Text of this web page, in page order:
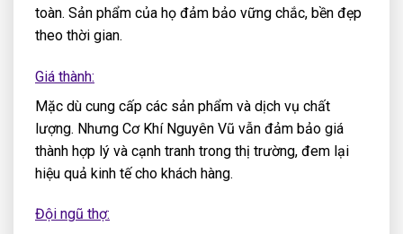
toàn. Sản phẩm của họ đảm bảo vững chắc, bền đẹp
theo thời gian.
Giá thành:
Mặc dù cung cấp các sản phẩm và dịch vụ chất
lượng. Nhưng Cơ Khí Nguyên Vũ vẫn đảm bảo giá
thành hợp lý và cạnh tranh trong thị trường, đem lại
hiệu quả kinh tế cho khách hàng.
Đội ngũ thợ: